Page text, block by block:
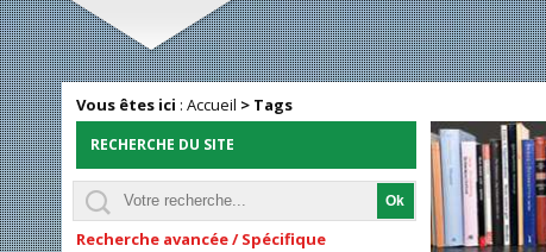
Vous êtes ici :Accueil > Tags
RECHERCHE DU SITE
Recherche avancée / Spécifique